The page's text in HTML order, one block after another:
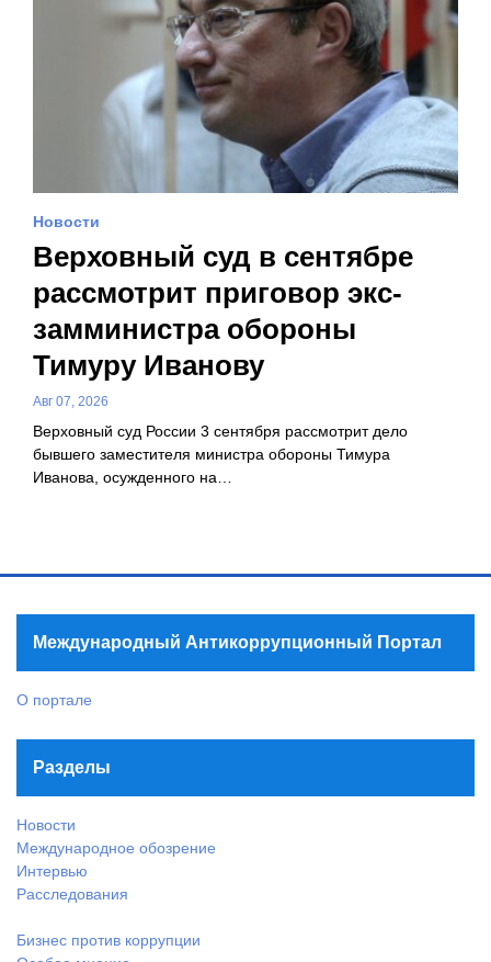
Новости
Верховный суд в сентябре
рассмотрит приговор экс-
замминистра обороны
Тимуру Иванову
Авг 07, 2026
Верховный суд России 3 сентября рассмотрит дело
бывшего заместителя министра обороны Тимура
Иванова, осужденного на…
Международный Антикоррупционный Портал
О портале
Разделы
Новости
Международное обозрение
Интервью
Расследования
Бизнес против коррупции